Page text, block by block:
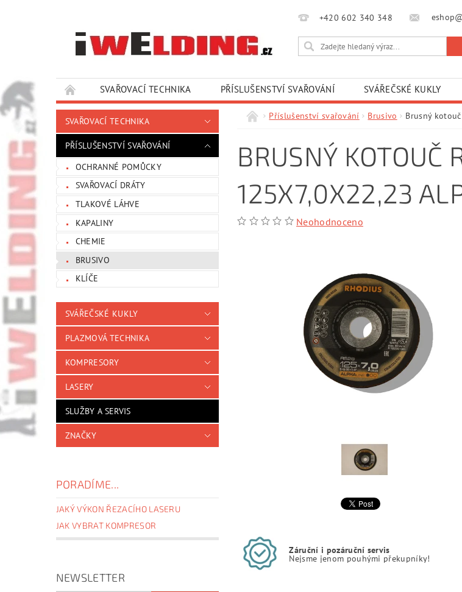
+420 602 340 348‎‎
SVAŘOVACÍ TECHNIKA PŘÍSLUŠENSTVÍ SVAŘOVÁNÍ SVÁŘEČSKÉ KUKLY
SLUŽBY A SERVIS
KONTAKTY
SVAŘOVACÍ TECHNIKA
PŘÍSLUŠENSTVÍ SVAŘOVÁNÍ
OCHRANNÉ POMŮCKY
SVAŘOVACÍ DRÁTY
TLAKOVÉ LÁHVE
KAPALINY
CHEMIE
BRUSIVO
KLÍČE
SVÁŘEČSKÉ KUKLY
PLAZMOVÁ TECHNIKA
KOMPRESORY
LASERY
SLUŽBY A SERVIS
ZNAČKY
PORADÍME...
JAKÝ VÝKON ŘEZACÍHO LASERU
JAK VYBRAT KOMPRESOR
NEWSLETTER
Příslušenství svařování Brusivo Brusný
BRUSNÝ KOTOUČ
125X7,0X22,23
Neohodnoceno
Záruční i pozáruční servis
Nejsme jenom pouhými překupníky!